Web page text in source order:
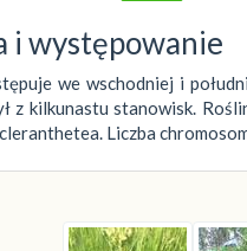
i występowanie
we wschodniej i
z kilkunastu stanowisk.
Liczba